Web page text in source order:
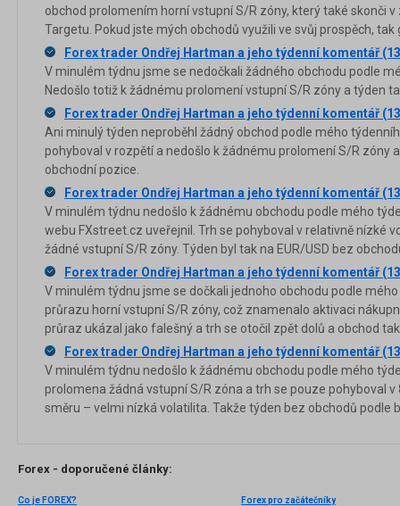
obchod prolomením horní vstupní S/R zóny, který také skonči
Targetu. Pokud jste mých obchodů využili ve svůj prospěch, tak
Forex trader Ondřej Hartman a jeho týdenní komentář
V minulém týdnu jsme se nedočkali žádného obchodu podle
Nedošlo totiž k žádnému prolomení vstupní S/R zóny a týden
Forex trader Ondřej Hartman a jeho týdenní komentář
Ani minulý týden neproběhl žádný obchod podle mého
pohyboval v rozpětí a nedošlo k žádnému prolomení S/R zóny
obchodní pozice.
Forex trader Ondřej Hartman a jeho týdenní komentář
V minulém týdnu nedošlo k žádnému obchodu podle mého
webu FXstreet.cz uveřejnil. Trh se pohyboval v relativně nízké
žádné vstupní S/R zóny. Týden byl tak na EUR/USD bez
Forex trader Ondřej Hartman a jeho týdenní komentář
V minulém týdnu jsme se dočkali jednoho obchodu podle
průrazu horní vstupní S/R zóny, což znamenalo aktivaci
průraz ukázal jako falešný a trh se otočil zpět dolů a obchod
Forex trader Ondřej Hartman a jeho týdenní komentář
V minulém týdnu nedošlo k žádnému obchodu podle mého
prolomena žádná vstupní S/R zóna a trh se pouze pohyboval
směru – velmi nízká volatilita. Takže týden bez obchodů podle
Forex - doporučené články:
Co je FOREX?
Forex pro začátečníky